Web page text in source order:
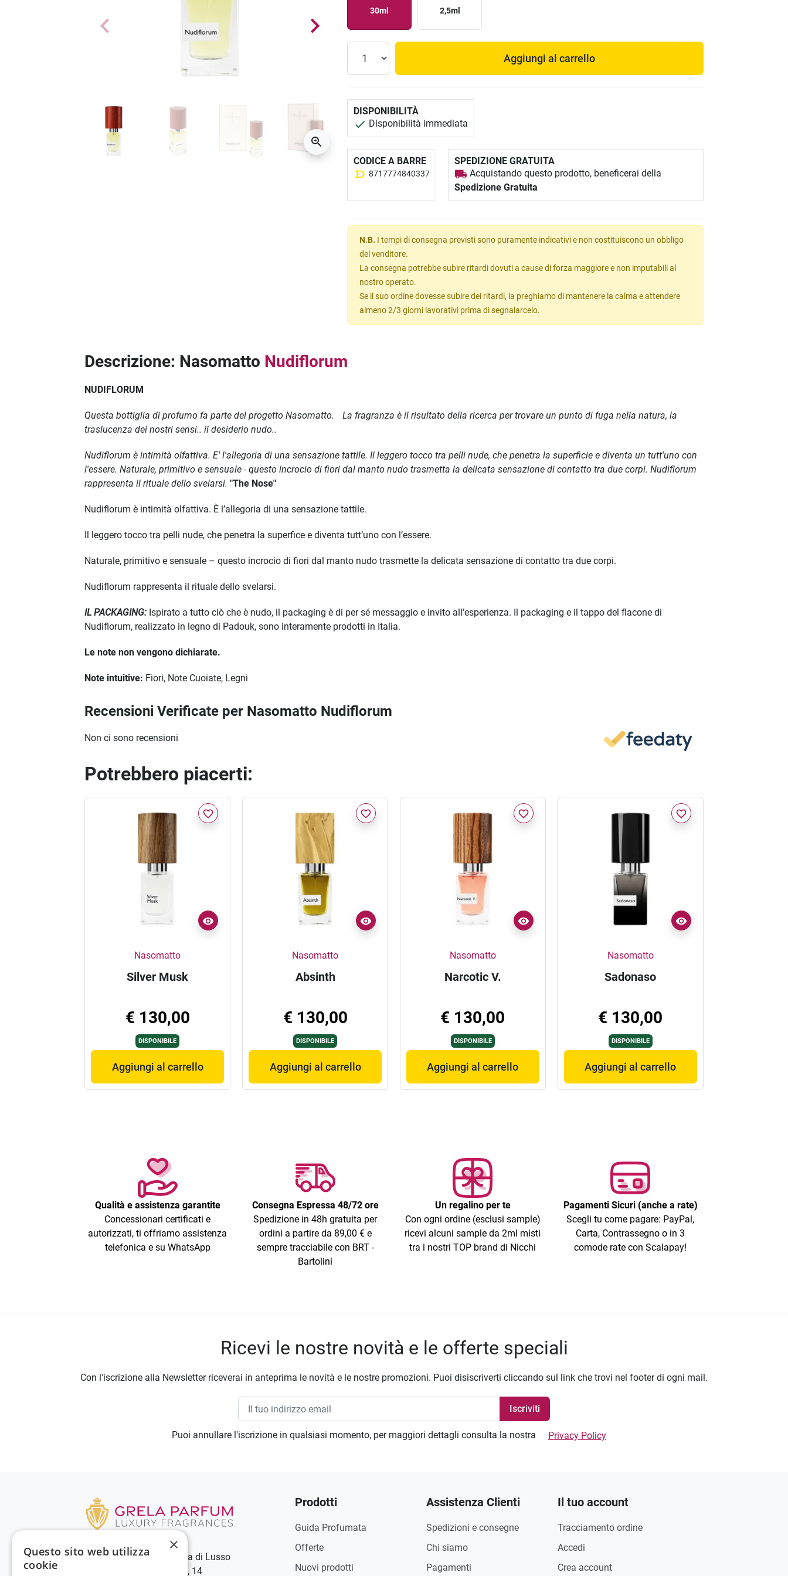
30ml 2,5ml
Aggiungi al carrello
DISPONIBILITÀ
Disponibilità immediata
CODICE A BARRE
8717774840337
SPEDIZIONE GRATUITA
Acquistando questo prodotto, beneficerai della
Spedizione Gratuita
N.B. I tempi di consegna previsti sono puramente indicativi e non costituiscono un obbligo
del venditore.
La consegna potrebbe subire ritardi dovuti a cause di forza maggiore e non imputabili al
nostro operato.
Se il suo ordine dovesse subire dei ritardi, la preghiamo di mantenere la calma e attendere
almeno 2/3 giorni lavorativi prima di segnalarcelo.
Descrizione: Nasomatto Nudiflorum
NUDIFLORUM
Questa bottiglia di profumo fa parte del progetto Nasomatto. La fragranza è il risultato della ricerca per trovare un punto di fuga nella natura, la
traslucenza dei nostri sensi.. il desiderio nudo..
Nudiflorum è intimità olfattiva. E' l'allegoria di una sensazione tattile. Il leggero tocco tra pelli nude, che penetra la superficie e diventa un tutt'uno con
l'essere. Naturale, primitivo e sensuale - questo incrocio di fiori dal manto nudo trasmetta la delicata sensazione di contatto tra due corpi. Nudiflorum
rappresenta il rituale dello svelarsi."The Nose"
Nudiflorum è intimità olfattiva. È l’allegoria di una sensazione tattile.
Il leggero tocco tra pelli nude, che penetra la superfice e diventa tutt’uno con l’essere.
Naturale, primitivo e sensuale – questo incrocio di fiori dal manto nudo trasmette la delicata sensazione di contatto tra due corpi.
Nudiflorum rappresenta il rituale dello svelarsi.
IL PACKAGING: Ispirato a tutto ciò che è nudo, il packaging è di per sé messaggio e invito all’esperienza. Il packaging e il tappo del flacone di
Nudiflorum, realizzato in legno di Padouk, sono interamente prodotti in Italia.
Le note non vengono dichiarate.
Note intuitive: Fiori, Note Cuoiate, Legni
Recensioni Verificate per Nasomatto Nudiflorum
Non ci sono recensioni
Potrebbero piacerti:
favorite_border
Nasomatto
Silver Musk
€ 130,00
DISPONIBILE
Aggiungi al carrello
favorite_border
Nasomatto
Absinth
€ 130,00
DISPONIBILE
Aggiungi al carrello
favorite_border
Nasomatto
Narcotic V.
€ 130,00
DISPONIBILE
Aggiungi al carrello
favorite_border
Nasomatto
Sadonaso
€ 130,00
DISPONIBILE
Aggiungi al carrello
Qualità e assistenza garantite
Concessionari certificati e
autorizzati, ti offriamo assistenza
telefonica e su WhatsApp
Consegna Espressa 48/72 ore
Spedizione in 48h gratuita per
ordini a partire da 89,00 € e
sempre tracciabile con BRT -
Bartolini
Un regalino per te
Con ogni ordine (esclusi sample)
ricevi alcuni sample da 2ml misti
tra i nostri TOP brand di Nicchi
Pagamenti Sicuri (anche a rate)
Scegli tu come pagare: PayPal,
Carta, Contrassegno o in 3
comode rate con Scalapay!
Ricevi le nostre novità e le offerte speciali
Con l'iscrizione alla Newsletter riceverai in anteprima le novità e le nostre promozioni. Puoi disiscriverti cliccando sul link che trovi nel footer di ogni mail.
Puoi annullare l'iscrizione in qualsiasi momento, per maggiori dettagli consulta la nostra Privacy Policy
Grela Parfum - Profumeria di Lusso
C.so Vittorio Emanuele III, 14
Prodotti
Guida Profumata
Offerte
Nuovi prodotti
Assistenza Clienti
Spedizioni e consegne
Chi siamo
Pagamenti
Il tuo account
Tracciamento ordine
Accedi
Crea account
×
Questo sito web utilizza
cookie